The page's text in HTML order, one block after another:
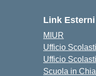
Link Esterni
MIUR
Ufficio
Ufficio
Scuola in